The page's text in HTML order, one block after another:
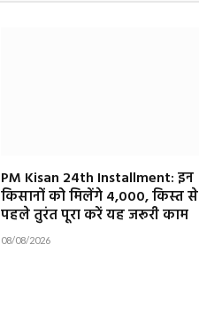
PM Kisan 24th Installment: इन
किसानों को मिलेंगे ₹4,000, किस्त से
पहले तुरंत पूरा करें यह जरूरी काम
08/08/2026